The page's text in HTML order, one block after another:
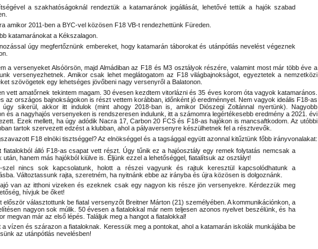
a szakhatóságoknál rendeztük a katamaránok jogállását, lehetővé tettük a hajók szabad
amikor 2011-ben a BYC-vel közösen F18 VB-t rendezhettünk Füreden.
katamaránokat a Kékszalagon.
úgy megfertőznünk embereket, hogy katamarán táborokat és utánpótlás nevelést végeznek
a versenyeket Alsóörsön, majd Almádiban az F18 és M3 osztályok részére, valamint most már több éve a
versenyezhetnek. Amikor csak lehet meglátogatom az F18 világbajnokságot, egyeztetek a nemzetközi
szövögetek egy lehetséges jövőbeni nagy versenyről a Balatonon.
vett amatőrnek tekintem magam. 30 évesen kezdtem vitorlázni és 35 éves korom óta vagyok katamarános.
az országos bajnokságokon is részt vettem korábban, időnként jó eredménnyel. Nem vagyok ideális F18-as
sikerül, akkor itt indulok (mint ahogy 2018-ban is, amikor Diószegi Zoltánnal nyertünk). Nagyobb
és a nagyhajós versenyeken is rendszeresen indulunk, itt a számomra legértékesebb eredmény a 2021. évi
Ezek mellett, ha úgy adódik Nacra 17, Carbon 20 FCS és F18-as hajókon is mancsaftkodom. Az utóbbi
tartok szervezett edzést a klubban, ahol a pályaversenyre készülhetnek fel a résztvevők.
F18 elnöki tisztséggel? Az elnökséggel és a tagsággal együtt azonnal kitűztünk főbb irányvonalakat:
fiatalokból álló F18-as csapat vett részt. Úgy tűnik ez a hajóosztály egy remek folytatás nemcsak a
után, hanem más hajókból kiülve is. Éljünk ezzel a lehetőséggel, fiatalítsuk az osztályt!
szel nincs sok kapcsolatunk, holott a részei vagyunk és rajtuk keresztül kapcsolódhatunk a
Változtassunk rajta, szeretném, ha nyitnánk ebbe az irányba és újra közösen is dolgoznánk.
van az itthoni vizeken és ezeknek csak egy nagyon kis része jön versenyekre. Kérdezzük meg
hívjuk be őket!
először választottunk be fiatal versenyzőt Breitner Márton (21) személyében. A kommunikációnkon, a
nagyon sok múlik. 50 évesen a fiatalokkal már nem teljesen azonos nyelvet beszélünk, és ha
megvan már az első lépés. Találjuk meg a hangot a fiatalokkal!
a vízen és szárazon a fiataloknak. Keressük meg a pontokat, ahol a katamarán iskolák munkájába be
az utánpótlás nevelésben!